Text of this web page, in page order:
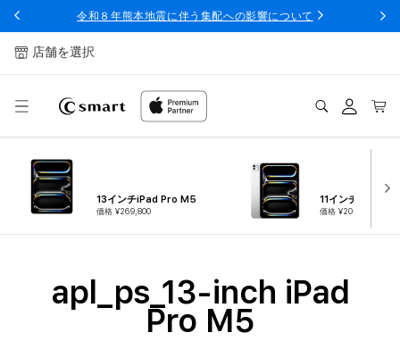
プ
令和８年熊本地震に伴う集配への影響について
店舗を選択
イン
ト
13インチiPad Pro M5
価格 ¥269,800
11インチiPad
価格 ¥209,800
コ
レ
apl_ps_13-inch iPad
Pro M5